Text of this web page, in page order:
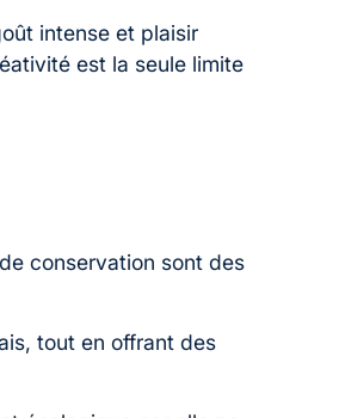
intense et plaisir
est la seule limite
conservation sont des
tout en offrant des